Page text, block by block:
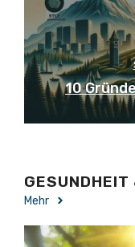
10
GESUNDHEIT
Mehr